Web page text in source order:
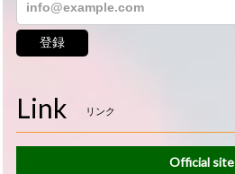
登録
Link リンク
Official site